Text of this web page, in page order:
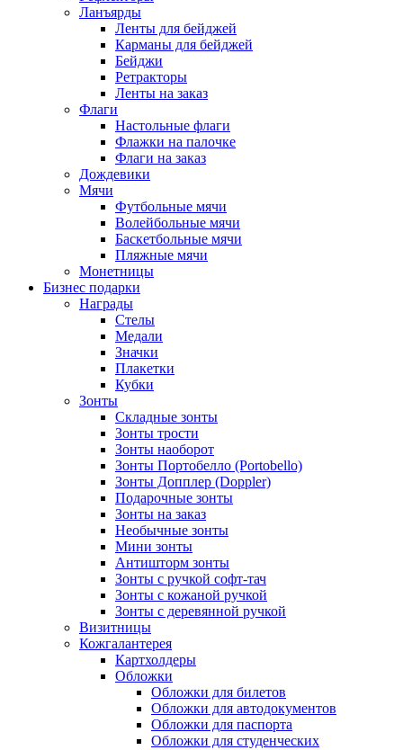
Ланъярды
Ленты для бейджей
Карманы для бейджей
Бейджи
Ретракторы
Ленты на заказ
Флаги
Настольные флаги
Флажки на палочке
Флаги на заказ
Дождевики
Мячи
Футбольные мячи
Волейбольные мячи
Баскетбольные мячи
Пляжные мячи
Монетницы
Бизнес подарки
Награды
Стелы
Медали
Значки
Плакетки
Кубки
Зонты
Складные зонты
Зонты трости
Зонты наоборот
Зонты Портобелло (Portobello)
Зонты Допплер (Doppler)
Подарочные зонты
Зонты на заказ
Необычные зонты
Мини зонты
Антишторм зонты
Зонты с ручкой софт-тач
Зонты с кожаной ручкой
Зонты с деревянной ручкой
Визитницы
Кожгалантерея
Картхолдеры
Обложки
Обложки для билетов
Обложки для автодокументов
Обложки для паспорта
Обложки для студенческих